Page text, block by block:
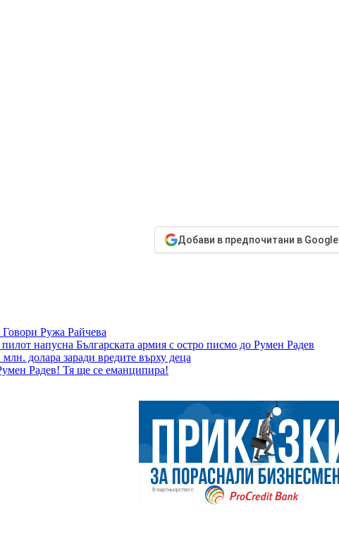
Добави в предпочитани в Google
Ружа Райчева
напусна Българската армия с остро писмо до Румен Радев
долара заради вредите върху деца
Радев! Тя ще се еманципира!